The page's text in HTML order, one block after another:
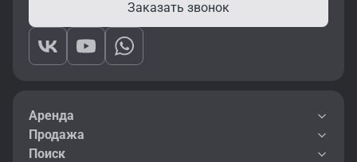
Заказать звонок
Аренда
Продажа
Поиск